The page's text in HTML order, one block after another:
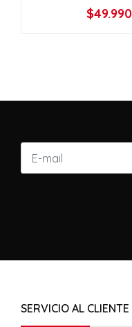
NO$49.990
SERVICIO AL CLIENTE